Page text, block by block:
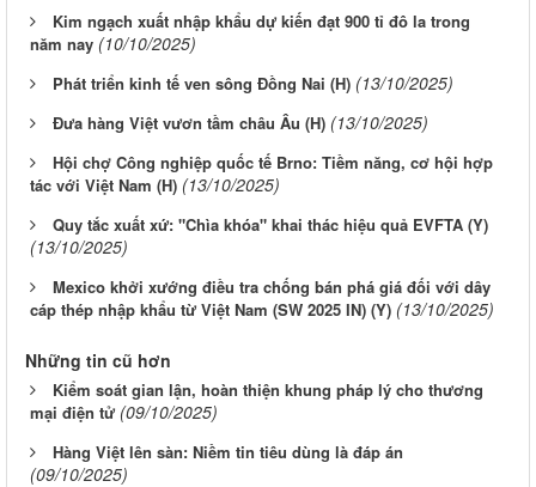
Kim ngạch xuất nhập khẩu dự kiến đạt 900 tỉ đô la trong
năm nay (10/10/2025)
Phát triển kinh tế ven sông Đồng Nai (H) (13/10/2025)
Đưa hàng Việt vươn tầm châu Âu (H) (13/10/2025)
Hội chợ Công nghiệp quốc tế Brno: Tiềm năng, cơ hội hợp
tác với Việt Nam (H) (13/10/2025)
Quy tắc xuất xứ: "Chìa khóa" khai thác hiệu quả EVFTA (Y)
(13/10/2025)
Mexico khởi xướng điều tra chống bán phá giá đối với dây
cáp thép nhập khẩu từ Việt Nam (SW 2025 IN) (Y) (13/10/2025)
Những tin cũ hơn
Kiểm soát gian lận, hoàn thiện khung pháp lý cho thương
mại điện tử (09/10/2025)
Hàng Việt lên sàn: Niềm tin tiêu dùng là đáp án
(09/10/2025)